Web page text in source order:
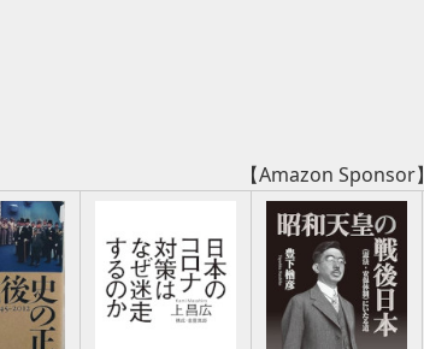
【Amazon Sponsor】